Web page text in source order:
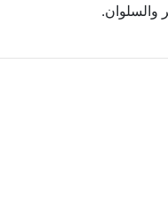
والسلوان.